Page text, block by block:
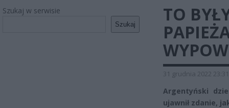
Szukaj w serwisie
Szukaj
TO
31 grudnia 2022 23:31
Argentyński
ujawnił zdanie,